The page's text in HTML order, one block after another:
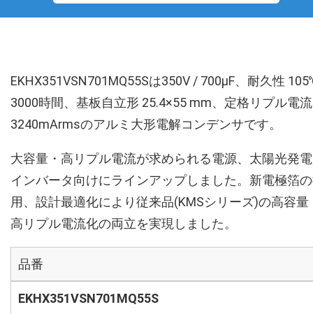
EKHX351VSN701MQ55Sは350V / 700µF、耐久性
3000時間、基板自立形 25.4×55 mm、定格リプル電流
3240mArmsのアルミ大形電解コンデンサです。
大容量・高リプル電流が求められる電源、太陽光発
インバータ向けにラインアップしました。新電極箔
用、設計最適化により従来品(KMSシリーズ)の高容量
高リプル電流化の両立を実現しました。
品番
EKHX351VSN701MQ55S